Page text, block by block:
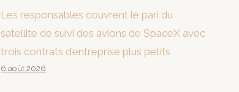
Les responsables couvrent le pari du
satellite de suivi des avions de SpaceX avec
trois contrats d’entreprise plus petits
6 août 2026